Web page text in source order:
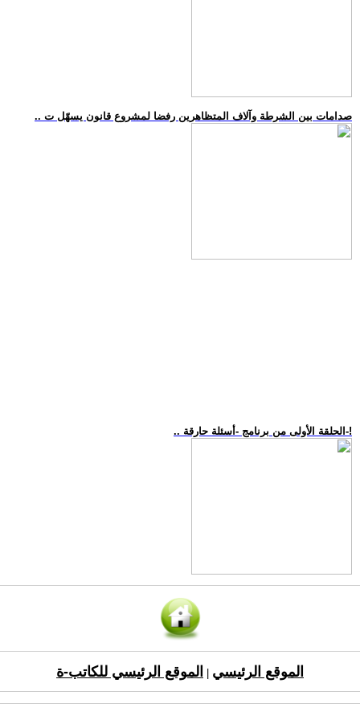
.. صدامات بين الشرطة وآلاف المتظاهرين رفضا لمشروع قانون يسهّل ت
.. الحلقة الأولى من برنامج -أسئلة حارقة-!
الموقع الرئيسي الموقع الرئيسي للكاتب-ة